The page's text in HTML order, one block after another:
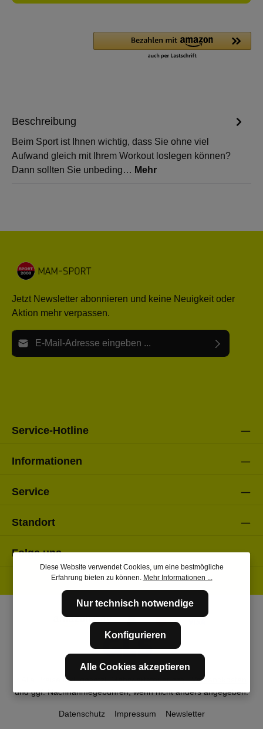
Beschreibung
Beim Sport ist Ihnen wichtig, dass Sie ohne viel
Aufwand gleich mit Ihrem Workout loslegen können?
Dann sollten Sie unbeding… Mehr
Jetzt Newsletter abonnieren und keine Neuigkeit oder
Aktion mehr verpassen.
E-Mail-Adresse*
Service-Hotline
Informationen
Service
Standort
Folge uns
* Alle Preise inkl. gesetzl. Mehrwertsteuer zzgl.Versandkosten
und ggf. Nachnahmegebühren, wenn nicht anders angegeben.
Datenschutz Impressum Newsletter
Diese Website verwendet Cookies, um eine bestmögliche
Erfahrung bieten zu können. Mehr Informationen ...
Nur technisch notwendige
Konfigurieren
Alle Cookies akzeptieren